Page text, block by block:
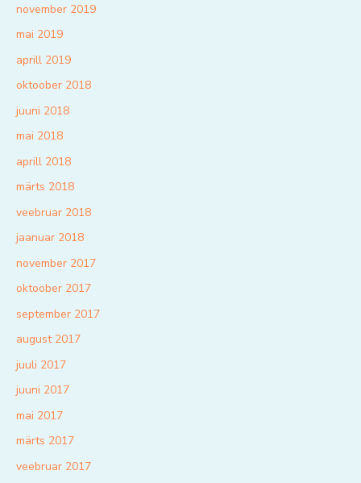
november 2019
mai 2019
aprill 2019
oktoober 2018
juuni 2018
mai 2018
aprill 2018
märts 2018
veebruar 2018
jaanuar 2018
november 2017
oktoober 2017
september 2017
august 2017
juuli 2017
juuni 2017
mai 2017
märts 2017
veebruar 2017